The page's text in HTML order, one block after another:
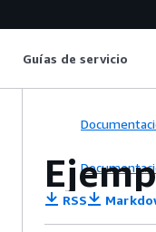
Guías de servicio
RSS